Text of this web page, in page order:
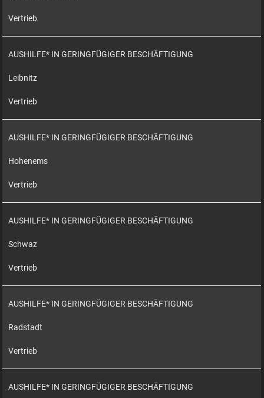
Vertrieb
AUSHILFE* IN GERINGFÜGIGER BESCHÄFTIGUNG
Leibnitz
Vertrieb
AUSHILFE* IN GERINGFÜGIGER BESCHÄFTIGUNG
Hohenems
Vertrieb
AUSHILFE* IN GERINGFÜGIGER BESCHÄFTIGUNG
Schwaz
Vertrieb
AUSHILFE* IN GERINGFÜGIGER BESCHÄFTIGUNG
Radstadt
Vertrieb
AUSHILFE* IN GERINGFÜGIGER BESCHÄFTIGUNG